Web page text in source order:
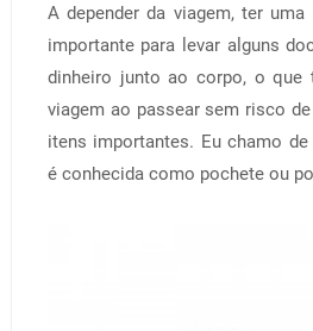
A depender da viagem, ter
importante para levar alguns
dinheiro junto ao corpo, o que
viagem ao passear sem risco
itens importantes. Eu chamo
é conhecida como pochete ou